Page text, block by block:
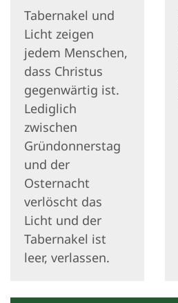
Tabernakel und
Licht zeigen
jedem Menschen,
dass Christus
gegenwärtig ist.
Lediglich
zwischen
Gründonnerstag
und der
Osternacht
verlöscht das
Licht und der
Tabernakel ist
leer, verlassen.